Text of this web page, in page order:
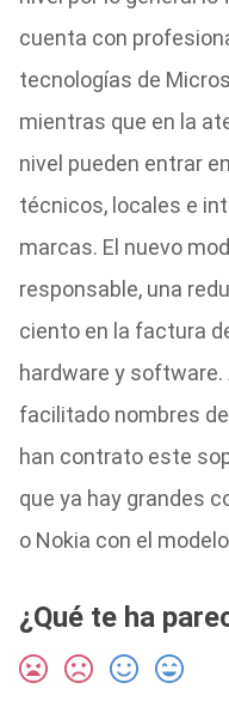
cuenta con
tecnologías de
mientras que en la
nivel pueden entrar
técnicos, locales e
marcas. El nuevo
responsable, una
ciento en la factura
hardware y software.
facilitado nombres
han contrato este
que ya hay grandes
o Nokia con el
¿Qué te ha